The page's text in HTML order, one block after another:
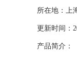
所在地：上
更新时间：
产品简介：